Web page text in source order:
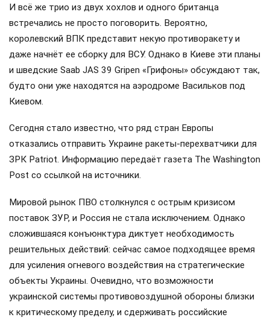
И всё же трио из двух хохлов и одного британца
встречались не просто поговорить. Вероятно,
королевский ВПК представит некую противоракету и
даже начнёт ее сборку для ВСУ. Однако в Киеве эти планы
и шведские Saab JAS 39 Gripen «Грифоны» обсуждают так,
будто они уже находятся на аэродроме Васильков под
Киевом.
Сегодня стало известно, что ряд стран Европы
отказались отправить Украине ракеты-перехватчики для
ЗРК Patriot. Информацию передаёт газета The Washington
Post со ссылкой на источники.
Мировой рынок ПВО столкнулся с острым кризисом
поставок ЗУР, и Россия не стала исключением. Однако
сложившаяся конъюнктура диктует необходимость
решительных действий: сейчас самое подходящее время
для усиления огневого воздействия на стратегические
объекты Украины. Очевидно, что возможности
украинской системы противовоздушной обороны близки
к критическому пределу, и сдерживать российские